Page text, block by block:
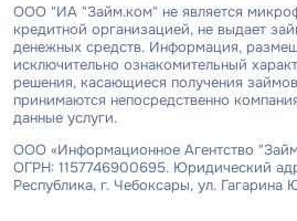
ООО "ИА "Займ.ком" не является
кредитной организацией, не выдает
денежных средств. Информация,
исключительно ознакомительный
решения, касающиеся получения
принимаются непосредственно
данные услуги.
ООО «Информационное Агентство
ОГРН: 1157746900695. Юридический
Республика, г. Чебоксары, ул.